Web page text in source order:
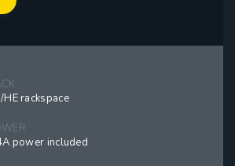
根據預設我們會使用預設的名稱伺服器
了解更多
了解更多
您可以通過電話，電子郵件或實時聊天
HE rackspace
power included